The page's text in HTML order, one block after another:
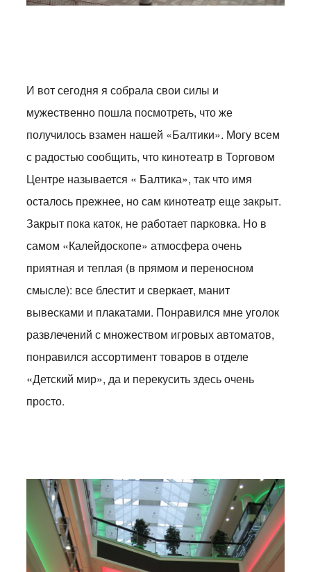
И вот сегодня я собрала свои силы и
мужественно пошла посмотреть, что же
получилось взамен нашей «Балтики». Могу всем
с радостью сообщить, что кинотеатр в Торговом
Центре называется « Балтика», так что имя
осталось прежнее, но сам кинотеатр еще закрыт.
Закрыт пока каток, не работает парковка. Но в
самом «Калейдоскопе» атмосфера очень
приятная и теплая (в прямом и переносном
смысле): все блестит и сверкает, манит
вывесками и плакатами. Понравился мне уголок
развлечений с множеством игровых автоматов,
понравился ассортимент товаров в отделе
«Детский мир», да и перекусить здесь очень
просто.